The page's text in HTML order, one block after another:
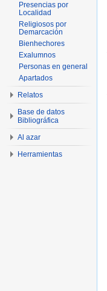
Presencias por
Localidad
Religiosos por
Demarcación
Bienhechores
Exalumnos
Personas en general
Apartados
Relatos
Base de datos
Bibliográfica
Al azar
Herramientas